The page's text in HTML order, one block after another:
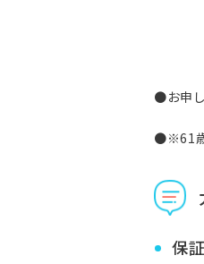
●お申
●※61歳
保